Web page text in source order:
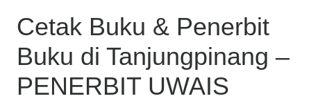
Cetak Buku & Penerbit
Buku di Tanjungpinang –
PENERBIT UWAIS